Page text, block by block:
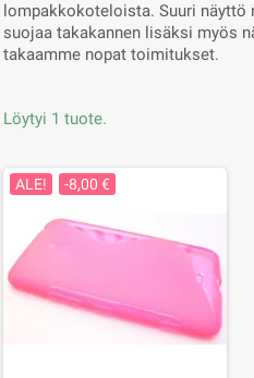
lompakkokoteloista. Suuri
suojaa takakannen lisäksi myös
takaamme nopat toimitukset.
Löytyi 1 tuote.
ALE! -8,00 €